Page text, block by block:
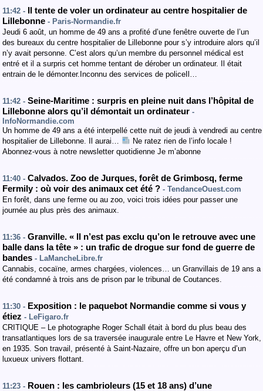
11:42 -
Il tente de voler un ordinateur au centre hospitalier de
Lillebonne - Paris-Normandie.fr
Jeudi 6 août, un homme de 49 ans a profité d’une fenêtre ouverte de l’un
des bureaux du centre hospitalier de Lillebonne pour s’y introduire alors qu’il
n’y avait personne. C’est alors qu’un membre du personnel médical est
entré et il a surpris cet homme tentant de dérober un ordinateur. Il était
entrain de le démonter.Inconnu des services de policeIl…
11:42 - Seine-Maritime : surpris en pleine nuit dans l’hôpital de
Lillebonne alors qu’il démontait un ordinateur -
InfoNormandie.com
Un homme de 49 ans a été interpellé cette nuit de jeudi à vendredi au centre
hospitalier de Lillebonne. Il aurai…
Ne ratez rien de l’info locale !
Abonnez-vous à notre newsletter quotidienne Je m’abonne
11:40 - Calvados. Zoo de Jurques, forêt de Grimbosq, ferme
Fermily : où voir des animaux cet été ? - TendanceOuest.com
En forêt, dans une ferme ou au zoo, voici trois idées pour passer une
journée au plus près des animaux.
11:36 - Granville. « Il n’est pas exclu qu’on le retrouve avec une
balle dans la tête » : un trafic de drogue sur fond de guerre de
bandes - LaMancheLibre.fr
Cannabis, cocaïne, armes chargées, violences… un Granvillais de 19 ans a
été condamné à trois ans de prison par le tribunal de Coutances.
11:30 - Exposition : le paquebot Normandie comme si vous y
étiez - LeFigaro.fr
CRITIQUE – Le photographe Roger Schall était à bord du plus beau des
transatlantiques lors de sa traversée inaugurale entre Le Havre et New York,
en 1935. Son travail, présenté à Saint-Nazaire, offre un bon aperçu d’un
luxueux univers flottant.
11:23 - Rouen : les cambrioleurs (15 et 18 ans) d’une